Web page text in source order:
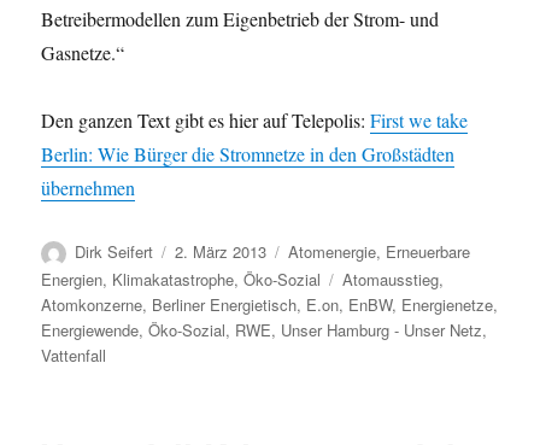
Betreibermodellen zum Eigenbetrieb der Strom- und
Gasnetze.“
Den ganzen Text gibt es hier auf Telepolis:First we take
Berlin: Wie Bürger die Stromnetze in den Großstädten
übernehmen
Autor
Dirk Seifert
Veröffentlicht
am
2. März 2013 Kategorien
Atomenergie, Erneuerbare
Energien, Klimakatastrophe,Öko-Sozial Schlagwörter
Atomausstieg,
Atomkonzerne, Berliner Energietisch, E.on, EnBW, Energienetze,
Energiewende,Öko-Sozial, RWE, Unser Hamburg - Unser Netz,
Vattenfall